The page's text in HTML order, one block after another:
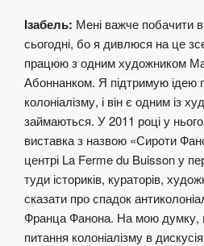
Ізабель: Мені важче побачити
сьогодні, бо я дивлюся на це
працюю з одним художником
Абоннанком. Я підтримую ідею
колоніалізму, і він є одним із
займаються. У 2011 році у
виставка з назвою «Сироти
центрі La Ferme du Buisson у
туди істориків, кураторів,
сказати про спадок
Франца Фанона. На мою думку,
питання колоніалізму в